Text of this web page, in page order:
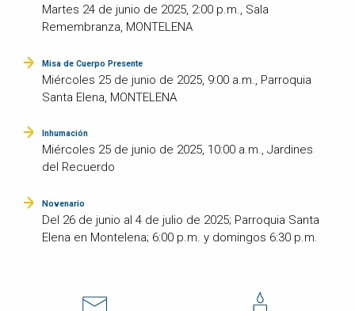
Martes 24 de junio de 2025, 2:00 p.m., Sala
Remembranza, MONTELENA
Misa de Cuerpo Presente
Miércoles 25 de junio de 2025, 9:00 a.m., Parroquia
Santa Elena, MONTELENA
Inhumación
Miércoles 25 de junio de 2025, 10:00 a.m., Jardines
del Recuerdo
Novenario
Del 26 de junio al 4 de julio de 2025; Parroquia Santa
Elena en Montelena; 6:00 p.m. y domingos 6:30 p.m.